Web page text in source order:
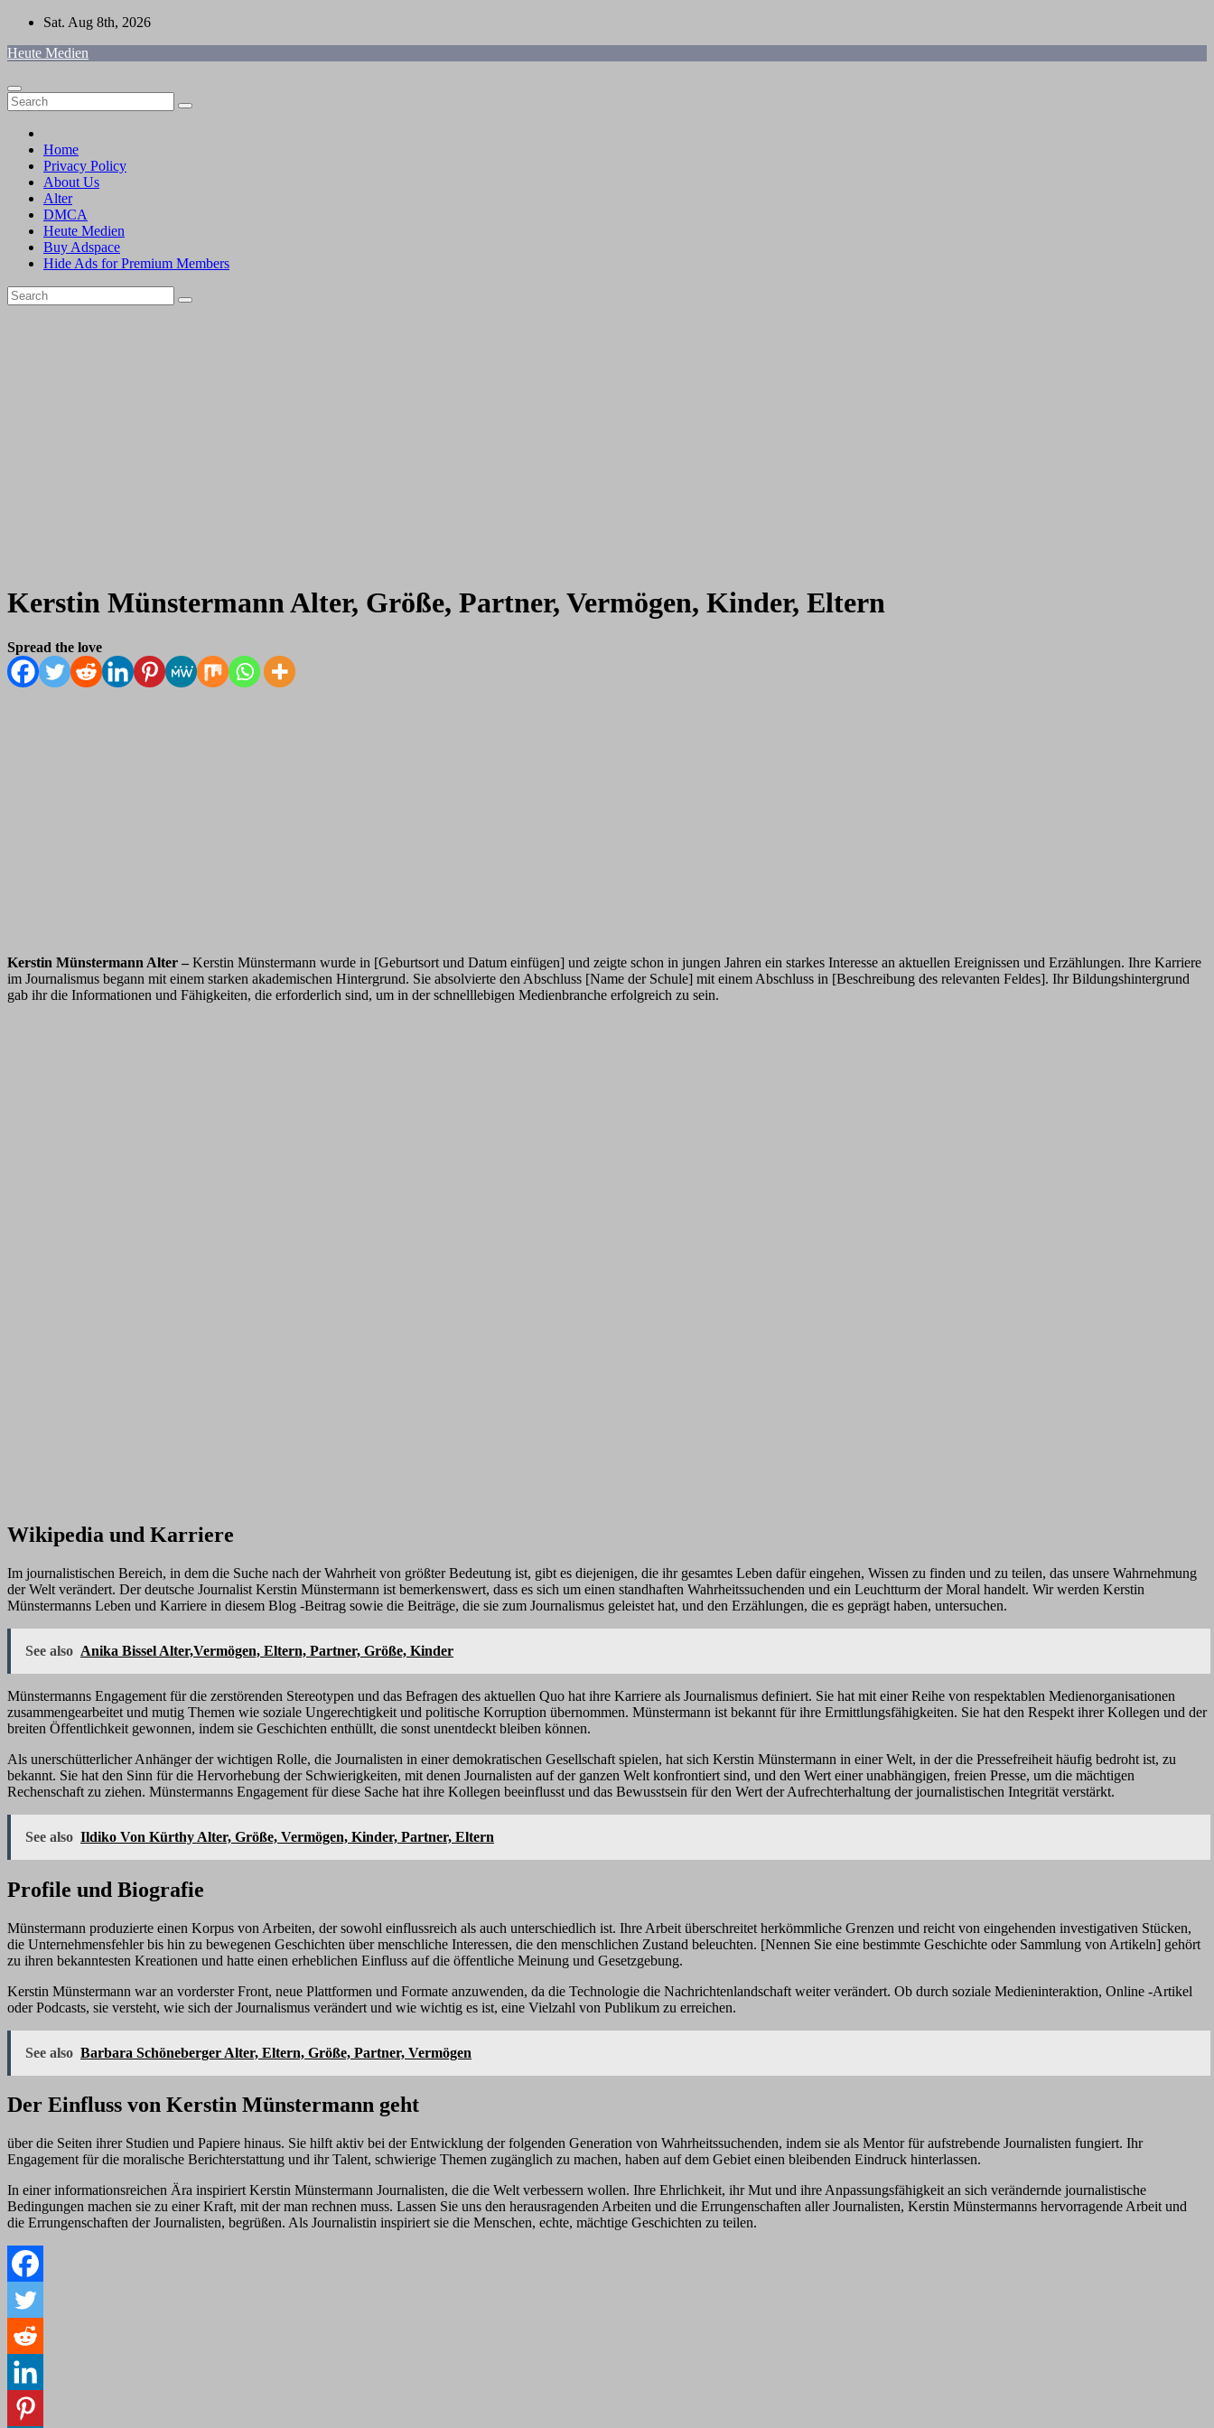
Skip
content
Sat. Aug 8th, 2026
Heute Medien
Home
Privacy Policy
About Us
Alter
DMCA
Heute Medien
Buy Adspace
Hide Ads for Premium Members
Kerstin Münstermann Alter, Größe, Partner, Vermögen, Kinder, Eltern
Spread the love
Kerstin Münstermann Alter – Kerstin Münstermann wurde in [Geburtsort und Datum einfügen] und zeigte schon in jungen Jahren ein starkes Interesse an aktuellen Ereignissen und Erzählungen. Ihre Karriere
im Journalismus begann mit einem starken akademischen Hintergrund. Sie absolvierte den Abschluss [Name der Schule] mit einem Abschluss in [Beschreibung des relevanten Feldes]. Ihr Bildungshintergrund
gab ihr die Informationen und Fähigkeiten, die erforderlich sind, um in der schnelllebigen Medienbranche erfolgreich zu sein.
Wikipedia und Karriere
Im journalistischen Bereich, in dem die Suche nach der Wahrheit von größter Bedeutung ist, gibt es diejenigen, die ihr gesamtes Leben dafür eingehen, Wissen zu finden und zu teilen, das unsere Wahrnehmung
der Welt verändert. Der deutsche Journalist Kerstin Münstermann ist bemerkenswert, dass es sich um einen standhaften Wahrheitssuchenden und ein Leuchtturm der Moral handelt. Wir werden Kerstin
Münstermanns Leben und Karriere in diesem Blog -Beitrag sowie die Beiträge, die sie zum Journalismus geleistet hat, und den Erzählungen, die es geprägt haben, untersuchen.
See also Anika Bissel Alter,Vermögen, Eltern, Partner, Größe, Kinder
Münstermanns Engagement für die zerstörenden Stereotypen und das Befragen des aktuellen Quo hat ihre Karriere als Journalismus definiert. Sie hat mit einer Reihe von respektablen Medienorganisationen
zusammengearbeitet und mutig Themen wie soziale Ungerechtigkeit und politische Korruption übernommen. Münstermann ist bekannt für ihre Ermittlungsfähigkeiten. Sie hat den Respekt ihrer Kollegen und der
breiten Öffentlichkeit gewonnen, indem sie Geschichten enthüllt, die sonst unentdeckt bleiben können.
Als unerschütterlicher Anhänger der wichtigen Rolle, die Journalisten in einer demokratischen Gesellschaft spielen, hat sich Kerstin Münstermann in einer Welt, in der die Pressefreiheit häufig bedroht ist, zu
bekannt. Sie hat den Sinn für die Hervorhebung der Schwierigkeiten, mit denen Journalisten auf der ganzen Welt konfrontiert sind, und den Wert einer unabhängigen, freien Presse, um die mächtigen
Rechenschaft zu ziehen. Münstermanns Engagement für diese Sache hat ihre Kollegen beeinflusst und das Bewusstsein für den Wert der Aufrechterhaltung der journalistischen Integrität verstärkt.
See also Ildiko Von Kürthy Alter, Größe, Vermögen, Kinder, Partner, Eltern
Profile und Biografie
Münstermann produzierte einen Korpus von Arbeiten, der sowohl einflussreich als auch unterschiedlich ist. Ihre Arbeit überschreitet herkömmliche Grenzen und reicht von eingehenden investigativen Stücken,
die Unternehmensfehler bis hin zu bewegenen Geschichten über menschliche Interessen, die den menschlichen Zustand beleuchten. [Nennen Sie eine bestimmte Geschichte oder Sammlung von Artikeln] gehört
zu ihren bekanntesten Kreationen und hatte einen erheblichen Einfluss auf die öffentliche Meinung und Gesetzgebung.
Kerstin Münstermann war an vorderster Front, neue Plattformen und Formate anzuwenden, da die Technologie die Nachrichtenlandschaft weiter verändert. Ob durch soziale Medieninteraktion, Online -Artikel
oder Podcasts, sie versteht, wie sich der Journalismus verändert und wie wichtig es ist, eine Vielzahl von Publikum zu erreichen.
See also Barbara Schöneberger Alter, Eltern, Größe, Partner, Vermögen
Der Einfluss von Kerstin Münstermann geht
über die Seiten ihrer Studien und Papiere hinaus. Sie hilft aktiv bei der Entwicklung der folgenden Generation von Wahrheitssuchenden, indem sie als Mentor für aufstrebende Journalisten fungiert. Ihr
Engagement für die moralische Berichterstattung und ihr Talent, schwierige Themen zugänglich zu machen, haben auf dem Gebiet einen bleibenden Eindruck hinterlassen.
In einer informationsreichen Ära inspiriert Kerstin Münstermann Journalisten, die die Welt verbessern wollen. Ihre Ehrlichkeit, ihr Mut und ihre Anpassungsfähigkeit an sich verändernde journalistische
Bedingungen machen sie zu einer Kraft, mit der man rechnen muss. Lassen Sie uns den herausragenden Arbeiten und die Errungenschaften aller Journalisten, Kerstin Münstermanns hervorragende Arbeit und
die Errungenschaften der Journalisten, begrüßen. Als Journalistin inspiriert sie die Menschen, echte, mächtige Geschichten zu teilen.